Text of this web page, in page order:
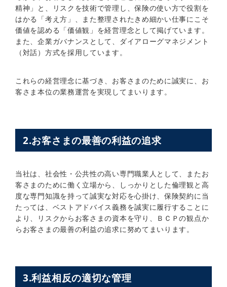
精神」と、リスクを技術で管理し、保険の使い方で役割を
はかる「考え方」、また整理されたきめ細かい仕事にこそ
価値を認める「価値観」を経営理念として掲げています。
また、企業ガバナンスとして、ダイアローグマネジメント
（対話）方式を採用しています。
これらの経営理念に基づき、お客さまのために誠実に、お
客さま本位の業務運営を実現してまいります。
2.お客さまの最善の利益の追求
当社は、社会性・公共性の高い専門職業人として、またお
客さまのために働く立場から、しっかりとした倫理観と高
度な専門知識を持って誠実な対応を心掛け、保険契約に当
たっては、ベストアドバイス義務を誠実に履行することに
より、リスクからお客さまの資本を守り、ＢＣＰの観点か
らお客さまの最善の利益の追求に努めてまいります。
3.利益相反の適切な管理